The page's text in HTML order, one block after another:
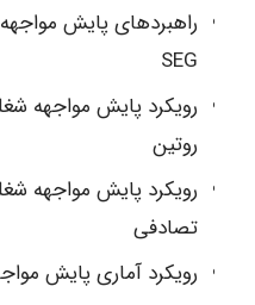
راهبردهای پایش
SEG
رویکرد پایش مواجهه
روتین
رویکرد پایش مواجهه
تصادفی
رویکرد آماری پایش